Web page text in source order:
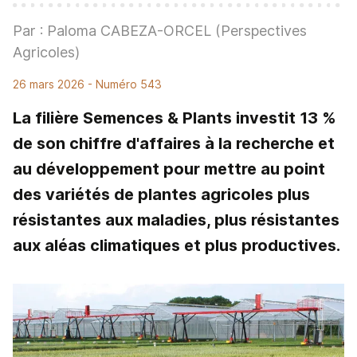
Par : Paloma CABEZA-ORCEL (Perspectives
Agricoles)
26 mars 2026 - Numéro 543
La filière Semences & Plants investit 13 %
de son chiffre d'affaires à la recherche et
au développement pour mettre au point
des variétés de plantes agricoles plus
résistantes aux maladies, plus résistantes
aux aléas climatiques et plus productives.